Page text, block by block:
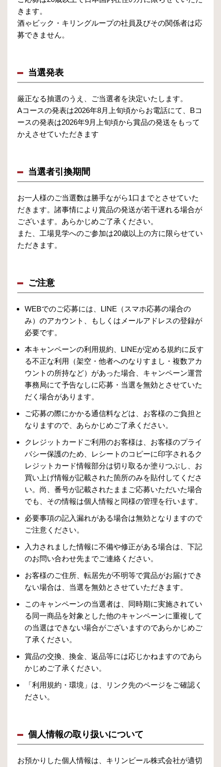
きます。
酒ゃビック・キリングループの社員及びその関係者は応
募できません。
当選発表
厳正なる抽選のうえ、ご当選者を決定いたします。
Aコースの発表は2026年8月上旬頃からお電話にて、Bコ
ースの発表は2026年9月上旬頃から賞品の発送をもって
かえさせていただきます
当選者引換期間
お一人様のご当選数は勝手ながら1口までとさせていた
だきます。諸事情により賞品の発送が若干遅れる場合が
ございます。あらかじめご了承ください。
また、工場見学へのご参加は20歳以上の方に限らせてい
ただきます。
ご注意
WEBでのご応募には、LINE（スマホ応募の場合の
み）のアカウント、もしくはメールアドレスの登録が
必要です。
本キャンペーンの利用規約、LINEが定める規約に反す
る不正な利用（架空・他者へのなりすまし・複数アカ
ウントの所持など）があった場合、キャンペーン運営
事務局にて予告なしに応募・当選を無効とさせていた
だく場合があります。
ご応募の際にかかる通信料などは、お客様のご負担と
なりますので、あらかじめご了承ください。
クレジットカードご利用のお客様は、お客様のプライ
バシー保護のため、レシートのコピーに印字されるク
レジットカード情報部分は切り取るか塗りつぶし、お
買い上げ情報が記載された箇所のみを貼付してくださ
い。尚、番号が記載されたままご応募いただいた場合
でも、その情報は個人情報と同様の管理を行います。
必要事項の記入漏れがある場合は無効となりますので
ご注意ください。
入力されました情報に不備や修正がある場合は、下記
のお問い合わせ先までご連絡ください。
お客様のご住所、転居先が不明等で賞品がお届けでき
ない場合は、当選を無効とさせていただきます。
このキャンペーンの当選者は、同時期に実施されてい
る同一商品を対象とした他のキャンペーンに重複して
の当選はできない場合がございますのであらかじめご
了承ください。
賞品の交換、換金、返品等には応じかねますのであら
かじめご了承ください。
「利用規約・環境」は、リンク先のページをご確認く
ださい。
個人情報の取り扱いについて
お預かりした個人情報は、キリンビール株式会社が適切